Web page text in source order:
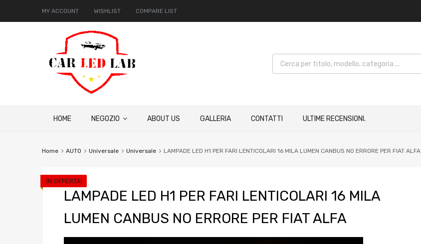
MY ACCOUNT WISHLIST COMPARE LIST
HOME NEGOZIO ABOUT US GALLERIA CONTATTI ULTIME RECENSIONI.
Home AUTO Universale Universale LAMPADE LED H1 PER FARI LENTICOLARI 16 MILA LUMEN CANBUS NO ERRORE PER FIAT ALFA
LAMPADE LED H1 PER FARI LENTICOLARI 16 MILA
LUMEN CANBUS NO ERRORE PER FIAT ALFA
IN OFFERTA!